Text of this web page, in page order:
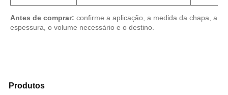
Antes de comprar: confirme a aplicação, a medida da chapa, a
espessura, o volume necessário e o destino.
Produtos